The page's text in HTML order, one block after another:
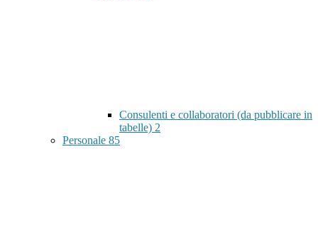
Consulenti e collaboratori (da pubblicare in
tabelle) 2
Personale 85